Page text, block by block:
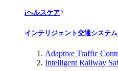
iヘルスケア
インテリジェント交通システム
Adaptive Traffic
Intelligent Railway